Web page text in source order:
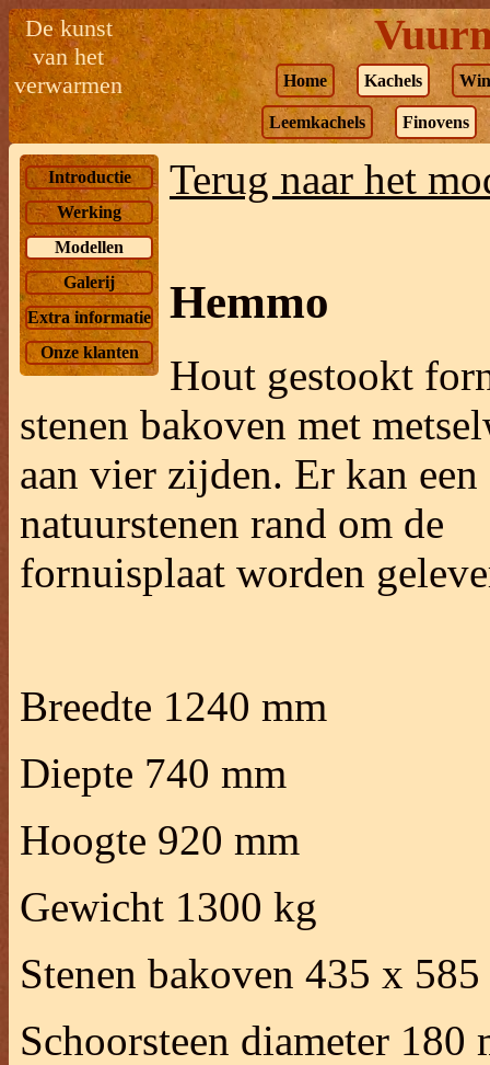
De kunst
van het
verwarmen
Home Kachels
Leemkachels Finovens
Introductie
Werking
Modellen
Galerij
Extra informatie
Onze klanten
Terug naar het
Hemmo
Hout gestookt
stenen bakoven met
aan vier zijden. Er kan een
natuurstenen rand om de
fornuisplaat worden
Breedte 1240 mm
Diepte 740 mm
Hoogte 920 mm
Gewicht 1300 kg
Stenen bakoven 435 x
Schoorsteen diameter 180